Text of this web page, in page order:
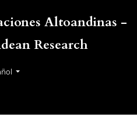
Altoandinas -
Research
el idioma. El idioma actual es: